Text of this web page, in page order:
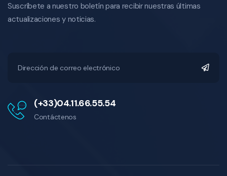
Suscríbete a nuestro boletín para recibir nuestras últimas
actualizaciones y noticias.
(+33)04.11.66.55.54
Contáctenos